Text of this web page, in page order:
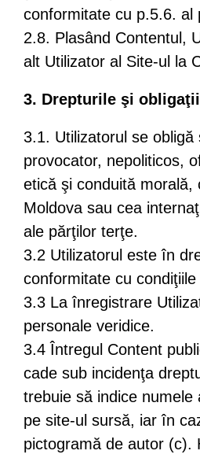
conformitate cu p.5.6. al
2.8. Plasând Contentul,
alt Utilizator al Site-ul la
3. Drepturile şi
3.1. Utilizatorul se
provocator, nepoliticos,
etică şi conduită morală,
Moldova sau cea
ale părţilor terţe.
3.2 Utilizatorul este în
conformitate cu
3.3 La înregistrare
personale veridice.
3.4 Întregul Content
cade sub incidenţa
trebuie să indice
pe site-ul sursă, iar în
pictogramă de autor (c).